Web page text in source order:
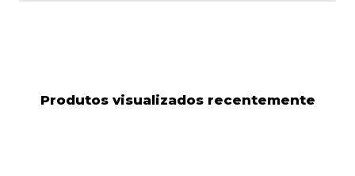
Produtos visualizados recentemente